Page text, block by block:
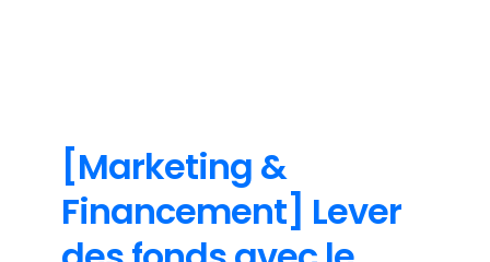
[Marketing &
Financement] Lever